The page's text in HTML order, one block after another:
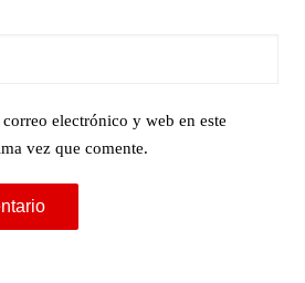
electrónico y web en este
vez que comente.